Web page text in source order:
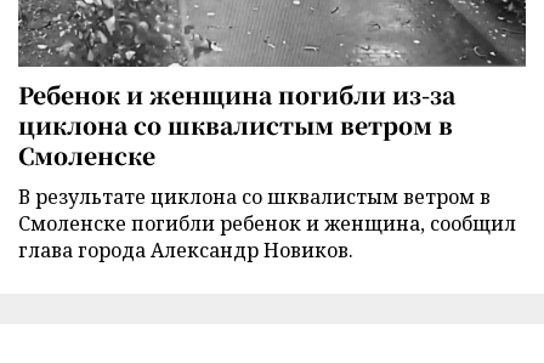
Ребенок и женщина погибли из-за
циклона со шквалистым ветром в
Смоленске
В результате циклона со шквалистым ветром в
Смоленске погибли ребенок и женщина, сообщил
глава города Александр Новиков.